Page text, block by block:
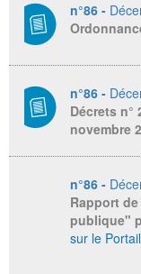
n°86 -
n°86 -
Décrets n°
novembre
n°86 -
Rapport
publique"
sur le